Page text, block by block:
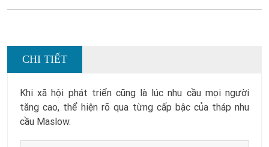
CHI TIẾT
Khi xã hội phát triển cũng là lúc nhu cầu mọi người
tăng cao, thể hiện rõ qua từng cấp bậc của tháp nhu
cầu Maslow.